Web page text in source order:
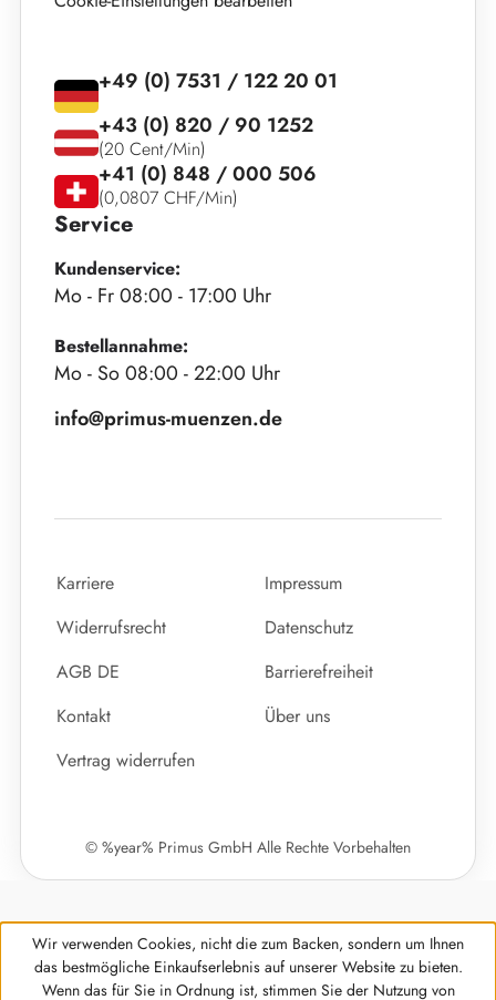
Service
Kundenservice:
Mo - Fr 08:00 - 17:00 Uhr
Bestellannahme:
Mo - So 08:00 - 22:00 Uhr
info@primus-muenzen.de
+49 (0) 7531 / 122 20 01
+43 (0) 820 / 90 1252
(20 Cent/Min)
+41 (0) 848 / 000 506
(0,0807 CHF/Min)
Karriere
Impressum
Widerrufsrecht
Datenschutz
AGB DE
Barrierefreiheit
Kontakt
Über uns
Vertrag widerrufen
© %year% Primus GmbH Alle Rechte Vorbehalten
Wir verwenden Cookies, nicht die zum Backen, sondern um Ihnen
das bestmögliche Einkaufserlebnis auf unserer Website zu bieten.
Wenn das für Sie in Ordnung ist, stimmen Sie der Nutzung von